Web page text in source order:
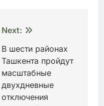
Next:
В шести районах
Ташкента пройдут
масштабные
двухдневные
отключения